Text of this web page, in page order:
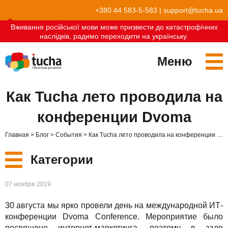
+380 44 583-5-583 | support@tucha.ua
Вживання російської мови може призвести до катастрофічних
наслідків, радимо переходити на українську.
Меню
TuchaMetal
Хостинг сайтов-конструкторов
Компания
Как Tucha лето проводила на
конференции Dvoma
Главная Блог События Как Tucha лето проводила на конференции Dvoma
Категории
Новые
Сервисы
07 ноября 2019
30 августа мы ярко провели день на международной ИТ-
конференции Dvoma Conference. Мероприятие было